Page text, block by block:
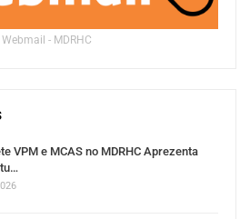
Webmail - MDRHC
VPM e MCAS no MDRHC Aprezenta